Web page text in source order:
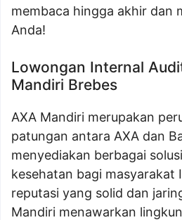
membaca hingga akhir dan
Anda!
Lowongan Internal
Mandiri Brebes
AXA Mandiri merupakan
patungan antara AXA dan
menyediakan berbagai
kesehatan bagi masyarakat
reputasi yang solid dan
Mandiri menawarkan